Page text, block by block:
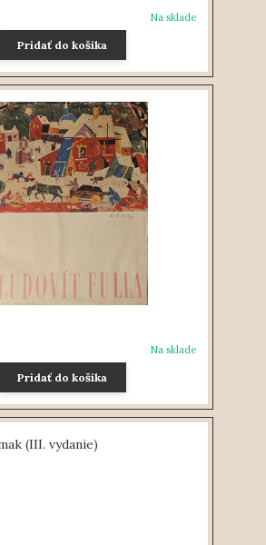
Na sklade
Pridať do košíka
Na sklade
Pridať do košíka